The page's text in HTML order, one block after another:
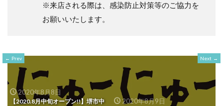
※来店される際は、感染防止対策等のご協力を
お願いいたします。
Prev
2020年8月8日
【2020.8月中旬オープン!!】堺市中
Next
2020年8月9日